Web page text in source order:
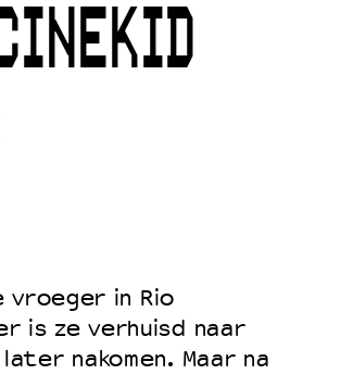
vroeger in Rio
is ze verhuisd naar
nakomen. Maar na